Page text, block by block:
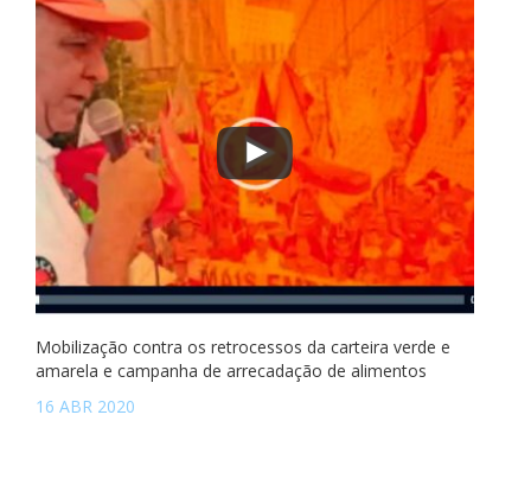
Mobilização contra os retrocessos da carteira verde e
amarela e campanha de arrecadação de alimentos
16 ABR 2020